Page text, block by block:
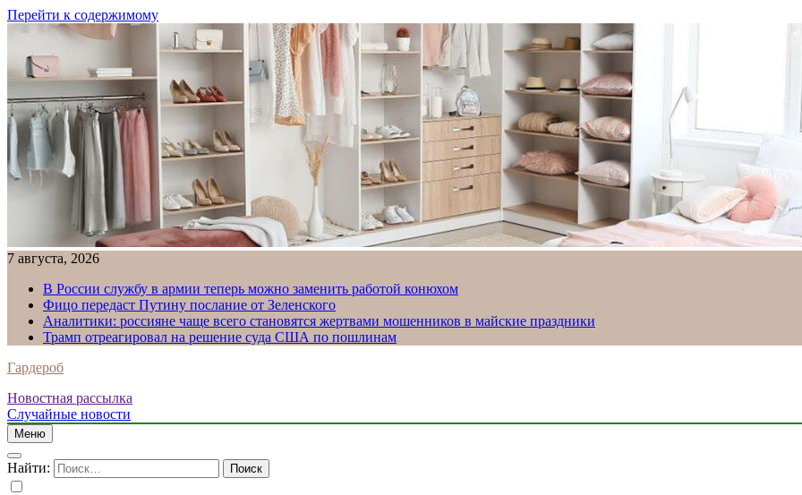
Перейти к содержимому
7 августа, 2026
В России службу в армии теперь можно заменить работой конюхом
Фицо передаст Путину послание от Зеленского
Аналитики: россияне чаще всего становятся жертвами мошенников в майские праздники
Трамп отреагировал на решение суда США по пошлинам
Гардероб
Новостная рассылка
Случайные новости
Меню
Найти: